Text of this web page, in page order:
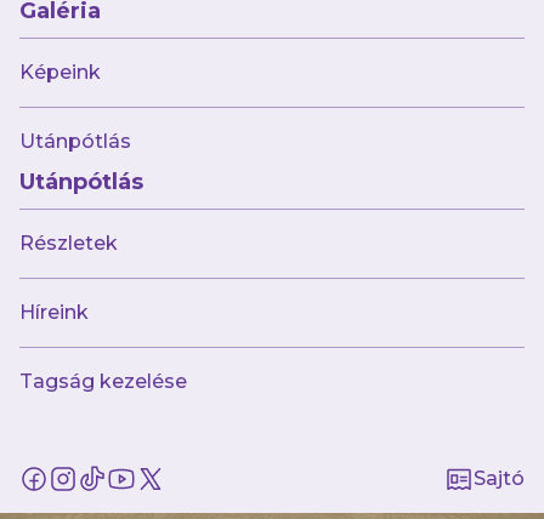
Galéria
Képeink
Utánpótlás
Utánpótlás
Részletek
Híreink
Tagság kezelése
Sajtó
augusztus 6.
Korosztályos válogatottakkal erősített
U17-es csapatunk!
Múltunk
Jelenünk